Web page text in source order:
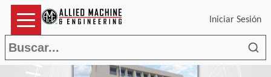
Iniciar Sesión